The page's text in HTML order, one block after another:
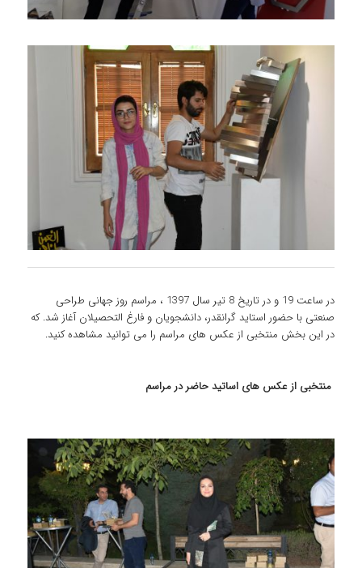
در ساعت 19 و در تاریخ 8 تیر سال 1397 ، مراسم روز جهانی طراحی
صنعتی با حضور استاید گرانقدر، دانشجویان و فارغ التحصیلان آغاز شد. که
در این بخش منتخبی از عکس های مراسم را می توانید مشاهده کنید.
منتخبی از عکس های اساتید حاضر در مراسم